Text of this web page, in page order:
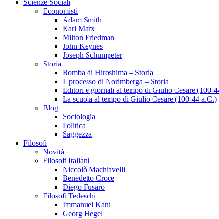
Scienze Sociali
Economisti
Adam Smith
Karl Marx
Milton Friedman
John Keynes
Joseph Schumpeter
Storia
Bomba di Hiroshima – Storia
Il processo di Norimberga – Storia
Editori e giornali al tempo di Giulio Cesare (100-
La scuola al tempo di Giulio Cesare (100-44 a.C.)
Blog
Sociologia
Politica
Saggezza
Filosofi
Novità
Filosofi Italiani
Niccolò Machiavelli
Benedetto Croce
Diego Fusaro
Filosofi Tedeschi
Immanuel Kant
Georg Hegel